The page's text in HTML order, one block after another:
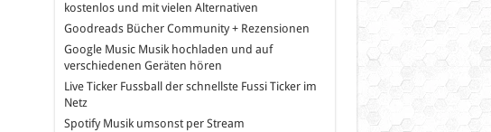
kostenlos und mit vielen Alternativen
GoodreadsBücher Community + Rezensionen
Google MusicMusik hochladen und auf
verschiedenen Geräten hören
Live Ticker Fussball
der schnellste Fussi Ticker im
Netz
SpotifyMusik umsonst per Stream